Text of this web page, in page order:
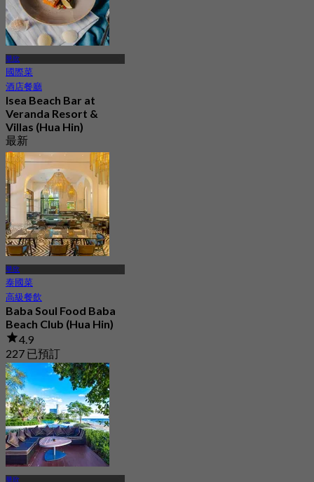
華欣
國際菜
酒店餐廳
Isea Beach Bar at
Veranda Resort &
Villas (Hua Hin)
最新
4.5
起฿ 837.5
華欣
泰國菜
高級餐飲
Baba Soul Food Baba
Beach Club (Hua Hin)
4.9
227 已預訂
起฿ 700
華欣